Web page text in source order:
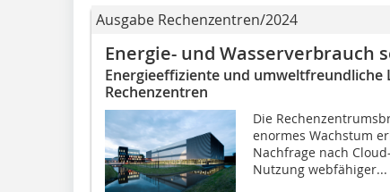
Ausgabe Rechenzentren/2024
Energie- und Wasserverbrauch
Energieeffiziente und umweltfreundliche
Rechenzentren
Die
enormes Wachstum
Nachfrage nach
Nutzung webfähiger...